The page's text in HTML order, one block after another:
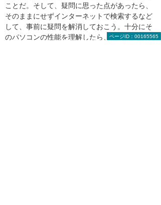
ことだ。そして、疑問に思った点があったら、
そのままにせずインターネットで検索するなど
して、事前に疑問を解消しておこう。十分にそ
のパソコンの性能を理解したら、あとは予算と
ページID：00165565